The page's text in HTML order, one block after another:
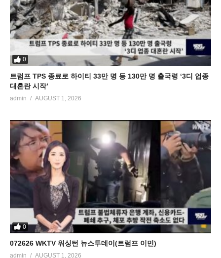
0
트럼프 TPS 종료로 하이티 33만 명 등 130만 명 출국령 ‘3디 업종
대혼란 시작’
admin AUGUST 1, 2026
0
072626 WKTV 워싱턴 뉴스투데이(트럼프 이민)
admin AUGUST 1, 2026